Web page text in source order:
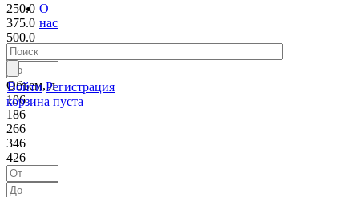
О
нас
Войти Регистрация
корзина пуста
250.0
375.0
500.0
Объем, л
106
186
266
346
426